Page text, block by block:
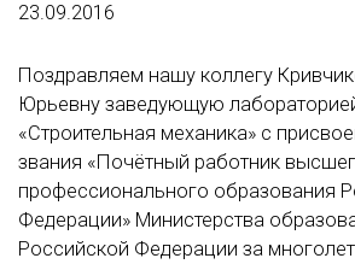
23.09.2016
Поздравляем нашу коллегу
Юрьевну заведующую
«Строительная механика» с
звания «Почётный работник
профессионального образования
Федерации» Министерства
Российской Федерации за